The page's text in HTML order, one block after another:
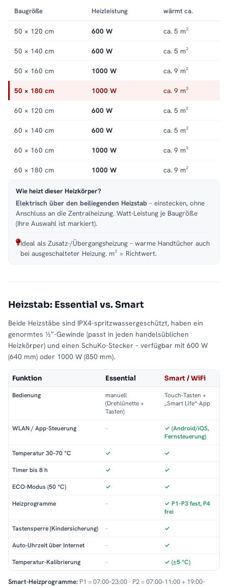
Baugröße Heizleistung wärmt ca.
50 × 120 cm 600 W ca. 5 m²
50 × 140 cm 600 W ca. 5 m²
50 × 160 cm 1000 W ca. 9 m²
50 × 180 cm 1000 W ca. 9 m²
60 × 120 cm 600 W ca. 5 m²
60 × 140 cm 600 W ca. 5 m²
60 × 160 cm 1000 W ca. 9 m²
60 × 180 cm 1000 W ca. 9 m²
Wie heizt dieser Heizkörper?
Elektrisch über den beiliegenden Heizstab – einstecken, ohne
Anschluss an die Zentralheizung. Watt-Leistung je Baugröße
(Ihre Auswahl ist markiert).
Ideal als Zusatz-/Übergangsheizung – warme Handtücher auch
bei ausgeschalteter Heizung. m² = Richtwert.
Heizstab: Essential vs. Smart
Beide Heizstäbe sind IPX4-spritzwassergeschützt, haben ein
genormtes ½″-Gewinde (passt in jeden handelsüblichen
Heizkörper) und einen SchuKo-Stecker – verfügbar mit 600 W
(640 mm) oder 1000 W (850 mm).
Funktion Essential Smart / WiFi
Bedienung
manuell
(Drehlünette +
Tasten)
Touch-Tasten +
„Smart Life“-App
WLAN / App-Steuerung –
✓ (Android/iOS,
Fernsteuerung)
Temperatur 30–70 °C ✓ ✓
Timer bis 8 h ✓ ✓
ECO-Modus (50 °C) ✓ ✓
Heizprogramme –
✓ P1–P3 fest, P4
frei
Tastensperre (Kindersicherung) – ✓
Auto-Uhrzeit über Internet – ✓
Temperatur-Kalibrierung – ✓ (±5 °C)
Smart-Heizprogramme: P1 = 07:00–23:00 · P2 = 07:00–11:00 + 19:00–